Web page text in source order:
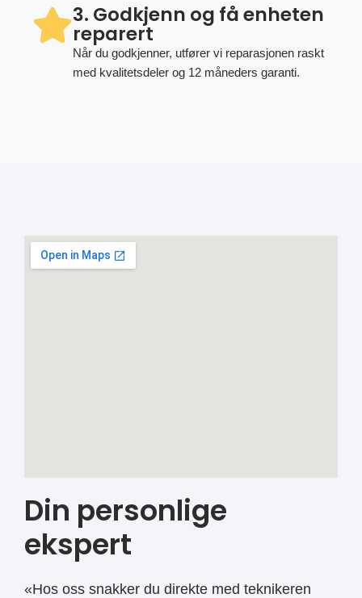
3. Godkjenn og få enheten
reparert
Når du godkjenner, utfører vi reparasjonen raskt
med kvalitetsdeler og 12 måneders garanti.
Din personlige
ekspert
«Hos oss snakker du direkte med teknikeren